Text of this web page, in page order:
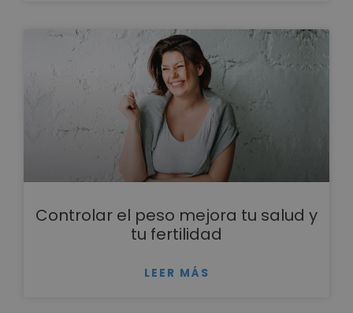
Controlar el peso mejora tu salud y
tu fertilidad
LEER MÁS